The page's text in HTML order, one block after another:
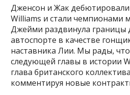
Дженсон и Жак
Williams и стали чемпионами
Джейми раздвинула границы
автоспорте в качестве
наставника Лии. Мы рады,
следующей главы в истории
глава британского
комментируя новые